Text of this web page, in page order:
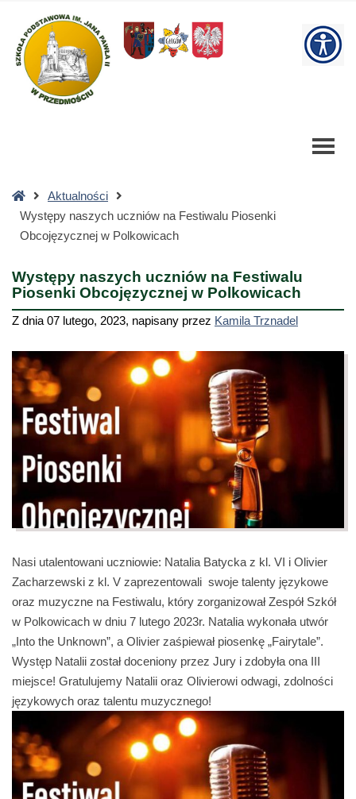
naszych
uczniów
Festiwalu
Podstawowa
Strona
główna
Aktualności
Występy naszych uczniów na Festiwalu Piosenki
Obcojęzycznej w Polkowicach
Występy naszych uczniów na Festiwalu
Piosenki Obcojęzycznej w Polkowicach
Z dnia 07 lutego, 2023, napisany przez Kamila Trznadel
Nasi utalentowani uczniowie: Natalia Batycka z kl. VI i Olivier
Zacharzewski z kl. V zaprezentowali swoje talenty językowe
oraz muzyczne na Festiwalu, który zorganizował Zespół Szkół
w Polkowicach w dniu 7 lutego 2023r. Natalia wykonała utwór
„Into the Unknown”, a Olivier zaśpiewał piosenkę „Fairytale”.
Występ Natalii został doceniony przez Jury i zdobyła ona III
miejsce! Gratulujemy Natalii oraz Olivierowi odwagi, zdolności
językowych oraz talentu muzycznego!